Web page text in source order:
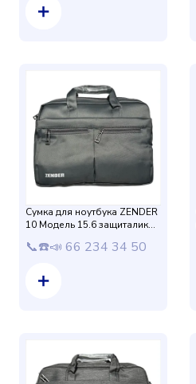
Сумка для ноутбука ZENDER
10 Модель 15.6 защиталик
📞☎️📣 66 234 34 50